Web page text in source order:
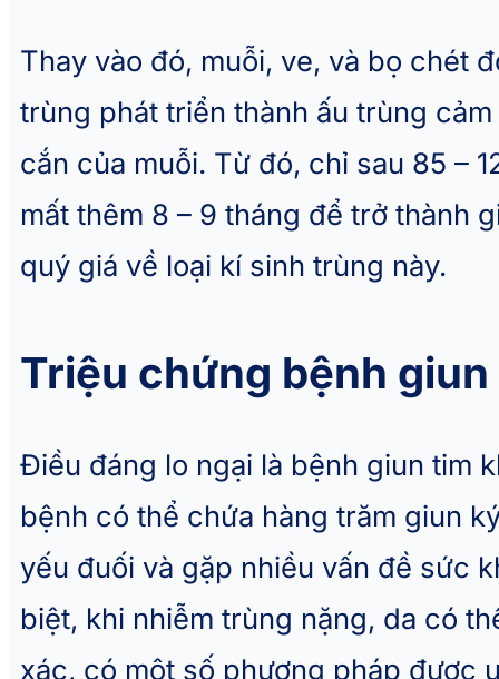
Thay vào đó, muỗi, ve, và bọ chét
trùng phát triển thành ấu trùng
cắn của muỗi. Từ đó, chỉ sau 85 –
mất thêm 8 – 9 tháng để trở thành
quý giá về loại kí sinh trùng này.
Triệu chứng bệnh
Điều đáng lo ngại là bệnh giun tim
bệnh có thể chứa hàng trăm giun
yếu đuối và gặp nhiều vấn đề sức
biệt, khi nhiễm trùng nặng, da có
xác, có một số phương pháp được